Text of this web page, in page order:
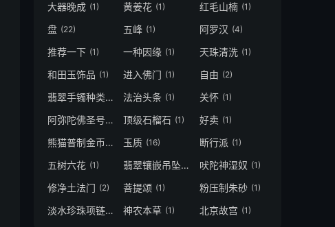
大器晚成 (1) 黄姜花 (1) 红毛山楠 (1)
盘 (22) 五峰 (1) 阿罗汉 (4)
推荐一下 (1) 一种因缘 (1) 天珠清洗 (1)
和田玉饰品 (1) 进入佛门 (1) 自由 (2)
翡翠手镯种类
(1) 法治头条 (1) 关怀 (1)
阿弥陀佛圣号功德 (1)
顶级石榴石 (1) 好卖 (1)
熊猫普制金币
(1) 玉质 (16) 断行派 (1)
五树六花 (1) 翡翠镶嵌吊坠
(1) 吠陀神湿奴 (1)
修净土法门 (2) 菩提颂 (1) 粉压制朱砂 (1)
淡水珍珠项链
(1) 神农本草 (1) 北京故宫 (1)